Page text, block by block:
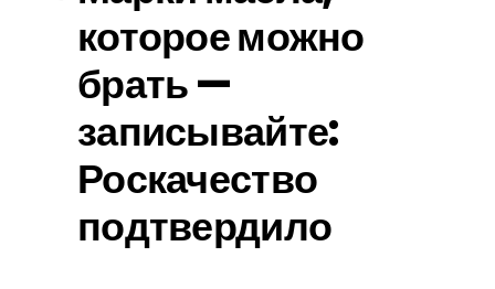
которое можно
брать —
записывайте:
Роскачество
подтвердило